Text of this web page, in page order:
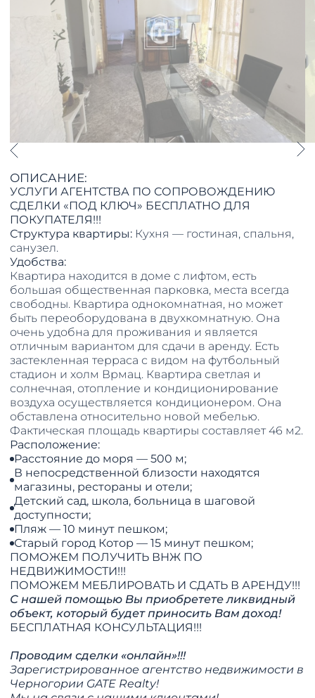
ОПИСАНИЕ:
УСЛУГИ АГЕНТСТВА ПО СОПРОВОЖДЕНИЮ
СДЕЛКИ «ПОД КЛЮЧ» БЕСПЛАТНО ДЛЯ
ПОКУПАТЕЛЯ!!!
Структура квартиры: Кухня — гостиная, спальня,
санузел.
Удобства:
Квартира находится в доме с лифтом, есть
большая общественная парковка, места всегда
свободны. Квартира однокомнатная, но может
быть переоборудована в двухкомнатную. Она
очень удобна для проживания и является
отличным вариантом для сдачи в аренду. Есть
застекленная терраса с видом на футбольный
стадион и холм Врмац. Квартира светлая и
солнечная, отопление и кондиционирование
воздуха осуществляется кондиционером. Она
обставлена ​​относительно новой мебелью.
Фактическая площадь квартиры составляет 46 м2.
Расположение:
Расстояние до моря — 500 м;
В непосредственной близости находятся
магазины, рестораны и отели;
Детский сад, школа, больница в шаговой
доступности;
Пляж — 10 минут пешком;
Старый город Котор — 15 минут пешком;
ПОМОЖЕМ ПОЛУЧИТЬ ВНЖ ПО
НЕДВИЖИМОСТИ!!!
​​​​​​​ПОМОЖЕМ МЕБЛИРОВАТЬ И СДАТЬ В АРЕНДУ!!!
С нашей помощью Вы приобретете ликвидный
объект, который будет приносить Вам доход!
БЕСПЛАТНАЯ КОНСУЛЬТАЦИЯ!!!
Проводим сделки «онлайн»!!!
Зарегистрированное агентство недвижимости в
Черногории GATE Realty!